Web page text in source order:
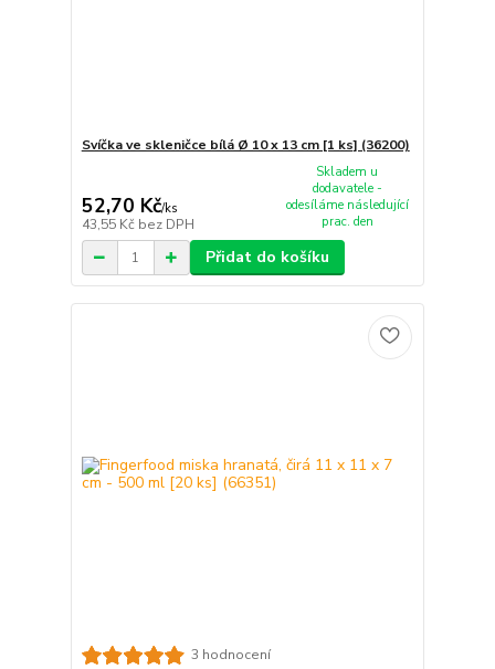
Svíčka ve skleničce bílá Ø 10 x 13 cm [1 ks] (36200)
52,70 Kč/ks
43,55 Kč bez DPH
Skladem u
dodavatele -
odesíláme následující
prac. den
Přidat do košíku
3 hodnocení